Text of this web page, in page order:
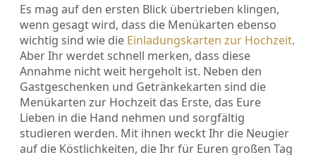
Es mag auf den ersten Blick übertrieben klingen,
wenn gesagt wird, dass die Menükarten ebenso
wichtig sind wie die Einladungskarten zur Hochzeit.
Aber Ihr werdet schnell merken, dass diese
Annahme nicht weit hergeholt ist. Neben den
Gastgeschenken und Getränkekarten sind die
Menükarten zur Hochzeit das Erste, das Eure
Lieben in die Hand nehmen und sorgfältig
studieren werden. Mit ihnen weckt Ihr die Neugier
auf die Köstlichkeiten, die Ihr für Euren großen Tag